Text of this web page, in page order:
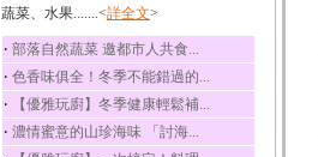
豆豉
豆豉裡頭含有營養的蛋
白質、脂肪、鈣、磷...
榛果
榛果裡所含的營養素有
蛋白質、脂肪、醣類...
蔬菜、水果.......<詳全文>
‧ 部落自然蔬菜 邀都市人共食...
‧ 色香味俱全！冬季不能錯過的...
‧ 【優雅玩廚】冬季健康輕鬆補...
‧ 濃情蜜意的山珍海味 「討海...